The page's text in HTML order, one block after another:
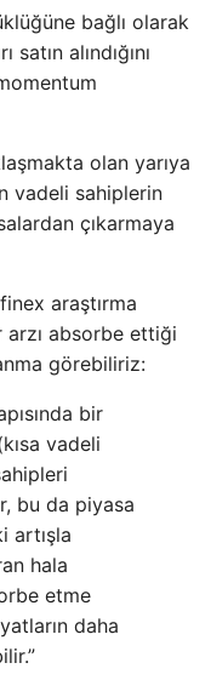
bağlı olarak
satın alındığını
olan yarıya
vadeli sahiplerin
çıkarmaya
araştırma
arzı absorbe ettiği
görebiliriz:
bir
vadeli
bu da piyasa
artışla
hala
etme
daha